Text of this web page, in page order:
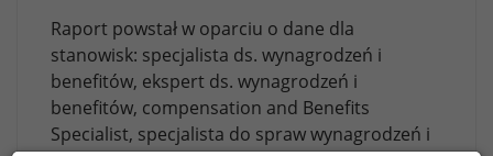
Raport powstał w oparciu o dane dla
stanowisk: specjalista ds. wynagrodzeń i
benefitów, ekspert ds. wynagrodzeń i
benefitów, compensation and Benefits
Specialist, specjalista do spraw wynagrodzeń i